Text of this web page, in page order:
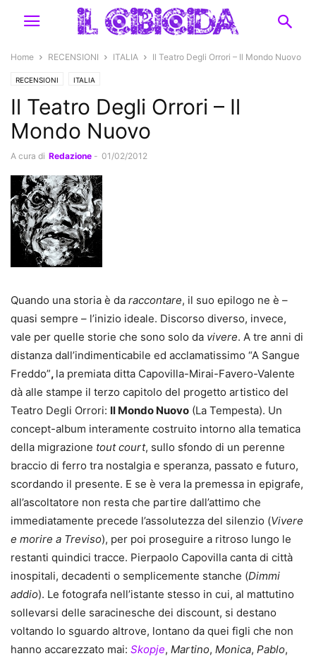
Home RECENSIONI ITALIA Il Teatro Degli Orrori – Il Mondo Nuovo
RECENSIONI ITALIA
Il Teatro Degli Orrori – Il
Mondo Nuovo
A cura di Redazione - 01/02/2012
Quando una storia è da raccontare, il suo epilogo ne è –
quasi sempre – l’inizio ideale. Discorso diverso, invece,
vale per quelle storie che sono solo da vivere. A tre anni di
distanza dall’indimenticabile ed acclamatissimo “A Sangue
Freddo”, la premiata ditta Capovilla-Mirai-Favero-Valente
dà alle stampe il terzo capitolo del progetto artistico del
Teatro Degli Orrori: Il Mondo Nuovo (La Tempesta). Un
concept-album interamente costruito intorno alla tematica
della migrazione tout court, sullo sfondo di un perenne
braccio di ferro tra nostalgia e speranza, passato e futuro,
scordando il presente. E se è vera la premessa in epigrafe,
all’ascoltatore non resta che partire dall’attimo che
immediatamente precede l’assolutezza del silenzio (Vivere
e morire a Treviso), per poi proseguire a ritroso lungo le
restanti quindici tracce. Pierpaolo Capovilla canta di città
inospitali, decadenti o semplicemente stanche (Dimmi
addio). Le fotografa nell’istante stesso in cui, al mattutino
sollevarsi delle saracinesche dei discount, si destano
voltando lo sguardo altrove, lontano da quei figli che non
hanno accarezzato mai: Skopje, Martino, Monica, Pablo,